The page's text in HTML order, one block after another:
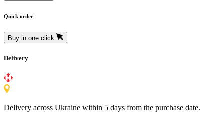
Quick order
Buy in one click
Delivery
Delivery across Ukraine within 5 days from the purchase date.